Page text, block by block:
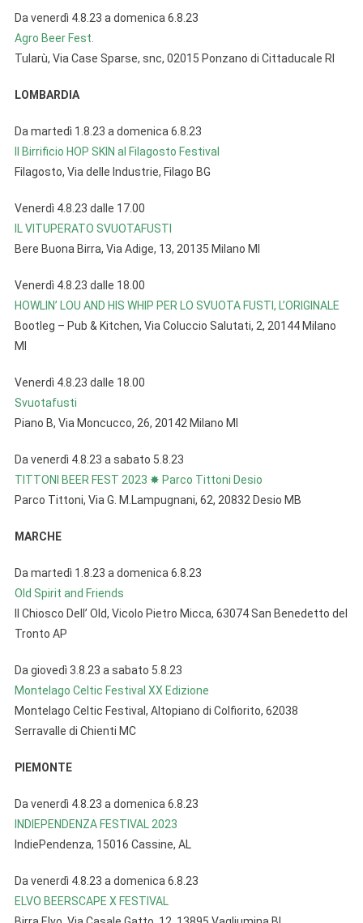
Da venerdì 4.8.23 a domenica 6.8.23
Agro Beer Fest.
Tularù, Via Case Sparse, snc, 02015 Ponzano di Cittaducale RI
LOMBARDIA
Da martedì 1.8.23 a domenica 6.8.23
Il Birrificio HOP SKIN al Filagosto Festival
Filagosto, Via delle Industrie, Filago BG
Venerdì 4.8.23 dalle 17.00
IL VITUPERATO SVUOTAFUSTI
Bere Buona Birra, Via Adige, 13, 20135 Milano MI
Venerdì 4.8.23 dalle 18.00
HOWLIN’ LOU AND HIS WHIP PER LO SVUOTA FUSTI, L’ORIGINALE
Bootleg – Pub & Kitchen, Via Coluccio Salutati, 2, 20144 Milano
MI
Venerdì 4.8.23 dalle 18.00
Svuotafusti
Piano B, Via Moncucco, 26, 20142 Milano MI
Da venerdì 4.8.23 a sabato 5.8.23
TITTONI BEER FEST 2023 ✸ Parco Tittoni Desio
Parco Tittoni, Via G. M.Lampugnani, 62, 20832 Desio MB
MARCHE
Da martedì 1.8.23 a domenica 6.8.23
Old Spirit and Friends
Il Chiosco Dell’ Old, Vicolo Pietro Micca, 63074 San Benedetto del
Tronto AP
Da giovedì 3.8.23 a sabato 5.8.23
Montelago Celtic Festival XX Edizione
Montelago Celtic Festival, Altopiano di Colfiorito, 62038
Serravalle di Chienti MC
PIEMONTE
Da venerdì 4.8.23 a domenica 6.8.23
INDIEPENDENZA FESTIVAL 2023
IndiePendenza, 15016 Cassine, AL
Da venerdì 4.8.23 a domenica 6.8.23
ELVO BEERSCAPE X FESTIVAL